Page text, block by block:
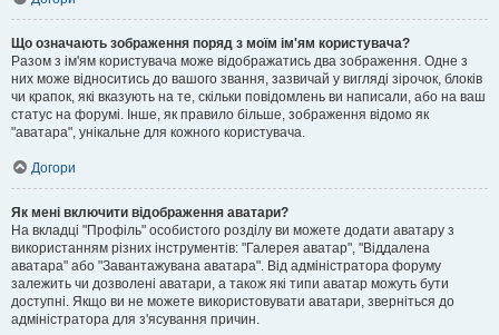
Що означають зображення поряд з моїм ім'ям користувача?
Разом з ім'ям користувача може відображатись два зображення. Одне з
них може відноситись до вашого звання, зазвичай у вигляді зірочок, блоків
чи крапок, які вказують на те, скільки повідомлень ви написали, або на ваш
статус на форумі. Інше, як правило більше, зображення відомо як
"аватара", унікальне для кожного користувача.
Догори
Як мені включити відображення аватари?
На вкладці "Профіль" особистого розділу ви можете додати аватару з
використанням різних інструментів: "Галерея аватар", "Віддалена
аватара" або "Завантажувана аватара". Від адміністратора форуму
залежить чи дозволені аватари, а також які типи аватар можуть бути
доступні. Якщо ви не можете використовувати аватари, зверніться до
адміністратора для з'ясування причин.